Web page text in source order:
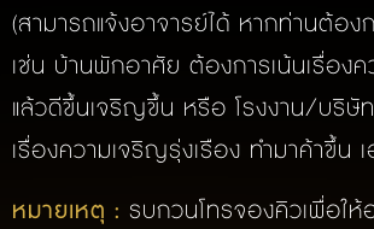
(สามารถแจ้งอาจารย์ได้ หากท่านต้องก
เช่น บ้านพักอาศัย ต้องการเน้นเรื่อง
แล้วดีขึ้นเจริญขึ้น หรือ โรงงาน/บริษั
เรื่องความเจริญรุ่งเรือง ทำมาค้าขึ้น
หมายเหตุ : รบกวนโทรจองคิวเพื่อให้